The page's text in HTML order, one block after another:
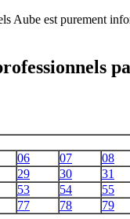
Aube est purement
06 07 08
29 30 31
53 54 55
77 78 79